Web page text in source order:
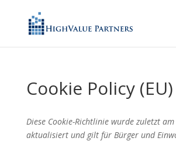
Cookie Policy (EU)
Diese Cookie-Richtlinie wurde zuletzt
aktualisiert und gilt für Bürger und